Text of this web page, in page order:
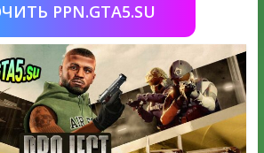
PPN.GTA5.SU